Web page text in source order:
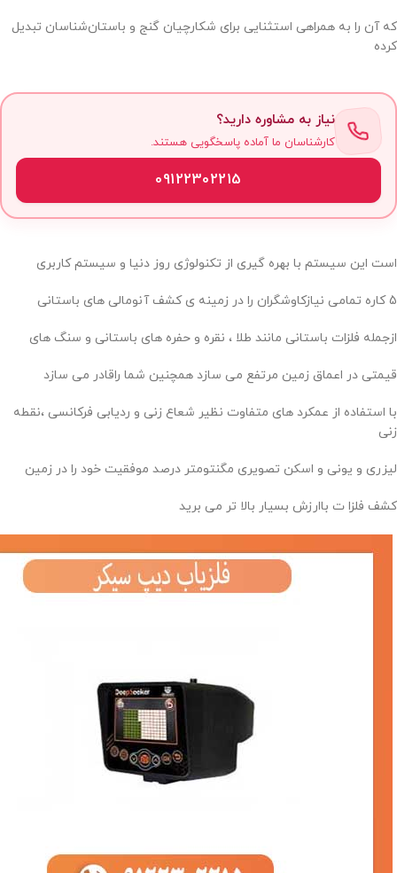
که آن را به همراهی استثنایی برای شکارچیان گنج و باستان‌شناسان تبدیل
کرده
نیاز به مشاوره دارید؟
کارشناسان ما آماده پاسخگویی هستند.
09122302215
است این سیستم با بهره گیری از تکنولوژی روز دنیا و سیستم کاربری
5 کاره تمامی نیازکاوشگران را در زمینه ی کشف آنومالی های باستانی
ازجمله فلزات باستانی مانند طلا ، نقره و حفره های باستانی و سنگ های
قیمتی در اعماق زمین مرتفع می سازد همچنین شما راقادر می سازد
با استفاده از عمکرد های متفاوت نظیر شعاع زنی و ردیابی فرکانسی ،نقطه
زنی
لیزری و یونی و اسکن تصویری مگنتومتر درصد موفقیت خود را در زمین
کشف فلزا ت باارزش بسیار بالا تر می برید